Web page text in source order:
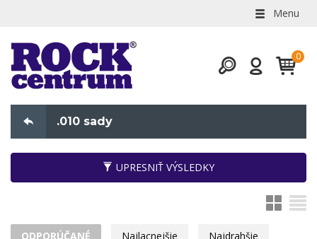
Menu
.010 sady
UPRESNIŤ VÝSLEDKY
ODPORÚČANÉ Najlacnejšie Najdrahšie